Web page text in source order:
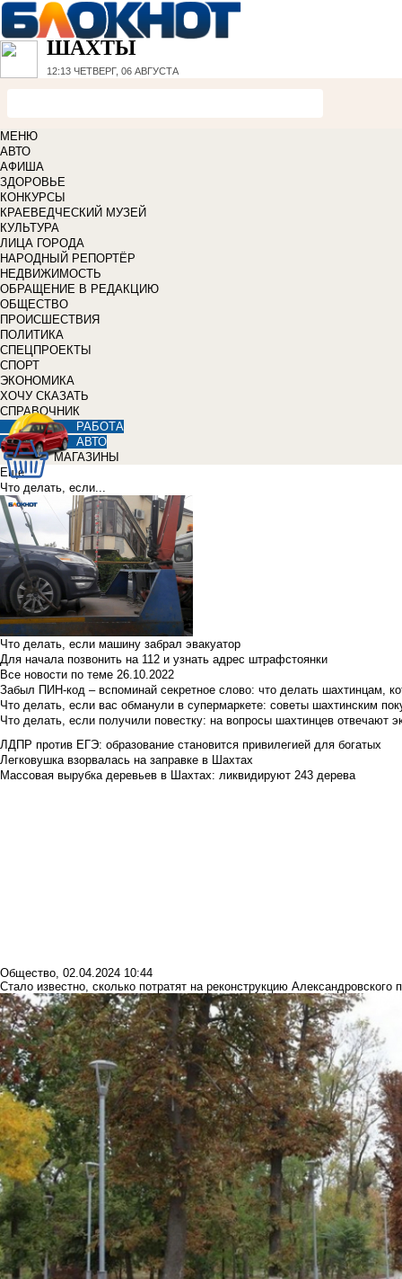
ШАХТЫ
12:13 ЧЕТВЕРГ, 06 АВГУСТА
МЕНЮ
АВТО
АФИША
ЗДОРОВЬЕ
КОНКУРСЫ
КРАЕВЕДЧЕСКИЙ МУЗЕЙ
КУЛЬТУРА
ЛИЦА ГОРОДА
НАРОДНЫЙ РЕПОРТЁР
НЕДВИЖИМОСТЬ
ОБРАЩЕНИЕ В РЕДАКЦИЮ
ОБЩЕСТВО
ПРОИСШЕСТВИЯ
ПОЛИТИКА
СПЕЦПРОЕКТЫ
СПОРТ
ЭКОНОМИКА
ХОЧУ СКАЗАТЬ
СПРАВОЧНИК
РАБОТА
АВТО
МАГАЗИНЫ
Еще
Что делать, если...
Что делать, если машину забрал эвакуатор
Для начала позвонить на 112 и узнать адрес штрафстоянки
Все новости по теме 26.10.2022
Забыл ПИН-код – вспоминай секретное слово: что делать шахтинцам,
Что делать, если вас обманули в супермаркете: советы шахтинским
Что делать, если получили повестку: на вопросы шахтинцев отвечают
ЛДПР против ЕГЭ: образование становится привилегией для богатых
Легковушка взорвалась на заправке в Шахтах
Массовая вырубка деревьев в Шахтах: ликвидируют 243 дерева
Общество, 02.04.2024 10:44
Стало известно, сколько потратят на реконструкцию Александровского